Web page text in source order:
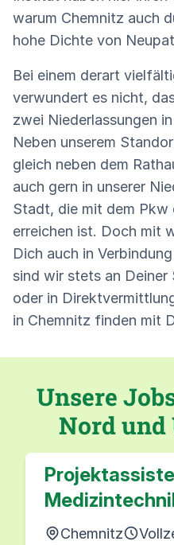
warum Chemnitz auch
hohe Dichte von
Bei einem derart
verwundert es nicht,
zwei Niederlassungen
Neben unserem
gleich neben dem
auch gern in unserer
Stadt, die mit dem Pkw
erreichen ist. Doch mit
Dich auch in
sind wir stets an Deiner
oder in
in Chemnitz finden mit
Unsere
Nord und
Chemnitz